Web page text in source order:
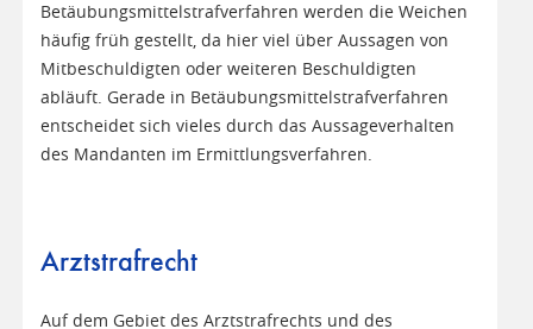
Betäubungsmittelstrafverfahren werden die Weichen
häufig früh gestellt, da hier viel über Aussagen von
Mitbeschuldigten oder weiteren Beschuldigten
abläuft. Gerade in Betäubungsmittelstrafverfahren
entscheidet sich vieles durch das Aussageverhalten
des Mandanten im Ermittlungsverfahren.
Arztstrafrecht
Auf dem Gebiet des Arztstrafrechts und des